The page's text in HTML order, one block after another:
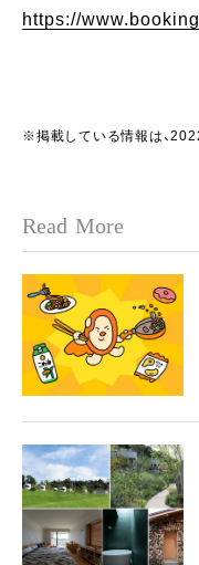
https://
※掲載している情報は、
Read More